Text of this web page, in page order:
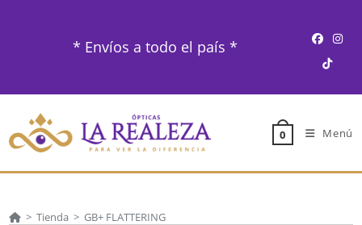
* Envíos a todo el país *
0 Menú
> Tienda > GB+ FLATTERING